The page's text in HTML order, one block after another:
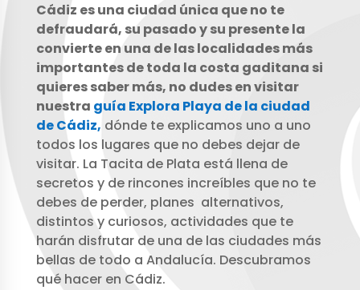
Cádiz es una ciudad única que no te
defraudará, su pasado y su presente la
convierte en una de las localidades más
importantes de toda la costa gaditana si
quieres saber más, no dudes en visitar
nuestra guía Explora Playa de la ciudad
de Cádiz, dónde te explicamos uno a uno
todos los lugares que no debes dejar de
visitar. La Tacita de Plata está llena de
secretos y de rincones increíbles que no te
debes de perder, planes alternativos,
distintos y curiosos, actividades que te
harán disfrutar de una de las ciudades más
bellas de todo a Andalucía. Descubramos
qué hacer en Cádiz.